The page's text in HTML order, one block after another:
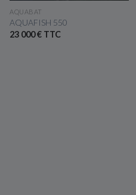
VOIR LE BATEAU
AQUABAT
AQUAFISH 550
23 000 € TTC